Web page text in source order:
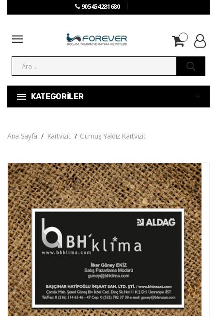
905454281680
KATEGORİLER
Ana Sayfa Kartvizit Gümüş Yaldız Kartvizit